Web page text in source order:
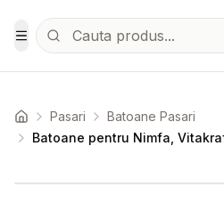
Sari la conținutul principal
Toggle Menu
Acasa Pasari
Batoane Pasari